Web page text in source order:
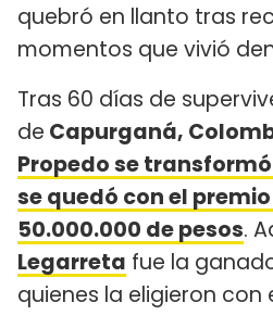
quebró en llanto tras
momentos que vivió
Tras 60 días de
de Capurganá,
Propedo se
se quedó con el
50.000.000 de pesos.
Legarreta fue la
quienes la eligieron con